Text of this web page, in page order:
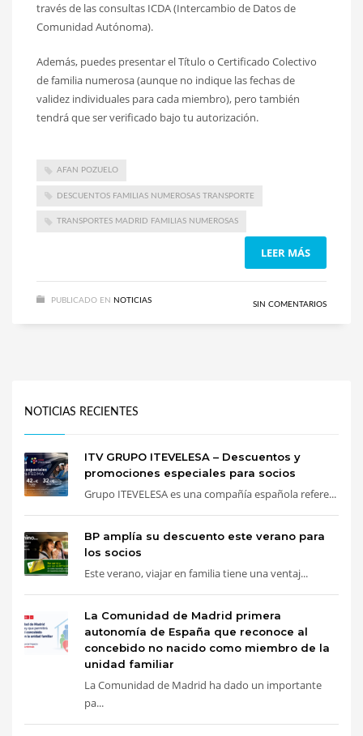
través de las consultas ICDA (Intercambio de Datos de
Comunidad Autónoma).
Además, puedes presentar el Título o Certificado Colectivo
de familia numerosa (aunque no indique las fechas de
validez individuales para cada miembro), pero también
tendrá que ser verificado bajo tu autorización.
AFAN POZUELO
DESCUENTOS FAMILIAS NUMEROSAS TRANSPORTE
TRANSPORTES MADRID FAMILIAS NUMEROSAS
LEER MÁS
PUBLICADO EN NOTICIAS SIN COMENTARIOS
NOTICIAS RECIENTES
ITV GRUPO ITEVELESA – Descuentos y
promociones especiales para socios
Grupo ITEVELESA es una compañía española refere...
BP amplía su descuento este verano para
los socios
Este verano, viajar en familia tiene una ventaj...
La Comunidad de Madrid primera
autonomía de España que reconoce al
concebido no nacido como miembro de la
unidad familiar
La Comunidad de Madrid ha dado un importante
pa...